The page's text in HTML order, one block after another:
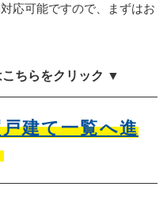
応可能ですので、まずはお
ちらをクリック ▼
建て一覧へ進